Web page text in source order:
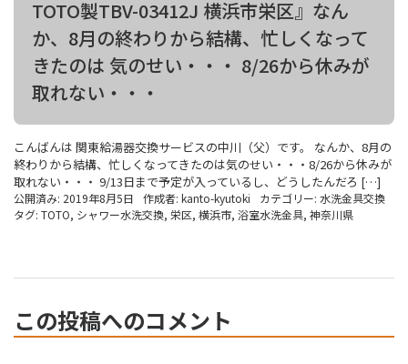
TOTO製TBV-03412J 横浜市栄区』なん
か、8月の終わりから結構、忙しくなって
きたのは 気のせい・・・ 8/26から休みが
取れない・・・
こんばんは 関東給湯器交換サービスの中川（父）です。 なんか、8月の
終わりから結構、忙しくなってきたのは気のせい・・・8/26から休みが
取れない・・・ 9/13日まで予定が入っているし、どうしたんだろ […]
公開済み: 2019年8月5日 作成者: kanto-kyutoki カテゴリー: 水洗金具交換
タグ: TOTO, シャワー水洗交換, 栄区, 横浜市, 浴室水洗金具, 神奈川県
この投稿へのコメント